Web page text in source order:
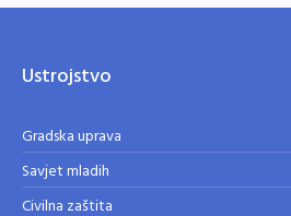
Ustrojstvo
Gradska uprava
Savjet mladih
Civilna zaštita